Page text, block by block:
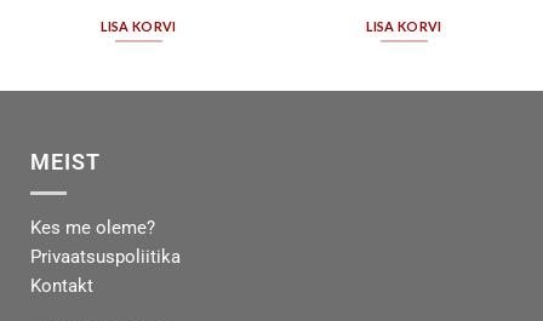
LISA KORVI LISA KORVI
MEIST
Kes me oleme?
Privaatsuspoliitika
Kontakt